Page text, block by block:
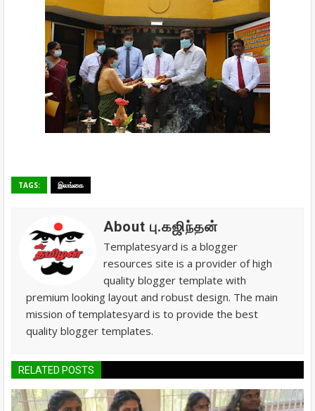
TAGS: இலங்கை
About பு.கஜிந்தன்
Templatesyard is a blogger
resources site is a provider of high
quality blogger template with
premium looking layout and robust design. The main
mission of templatesyard is to provide the best
quality blogger templates.
RELATED POSTS